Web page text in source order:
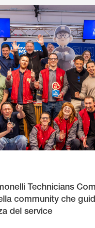
Technicians
community che
del service